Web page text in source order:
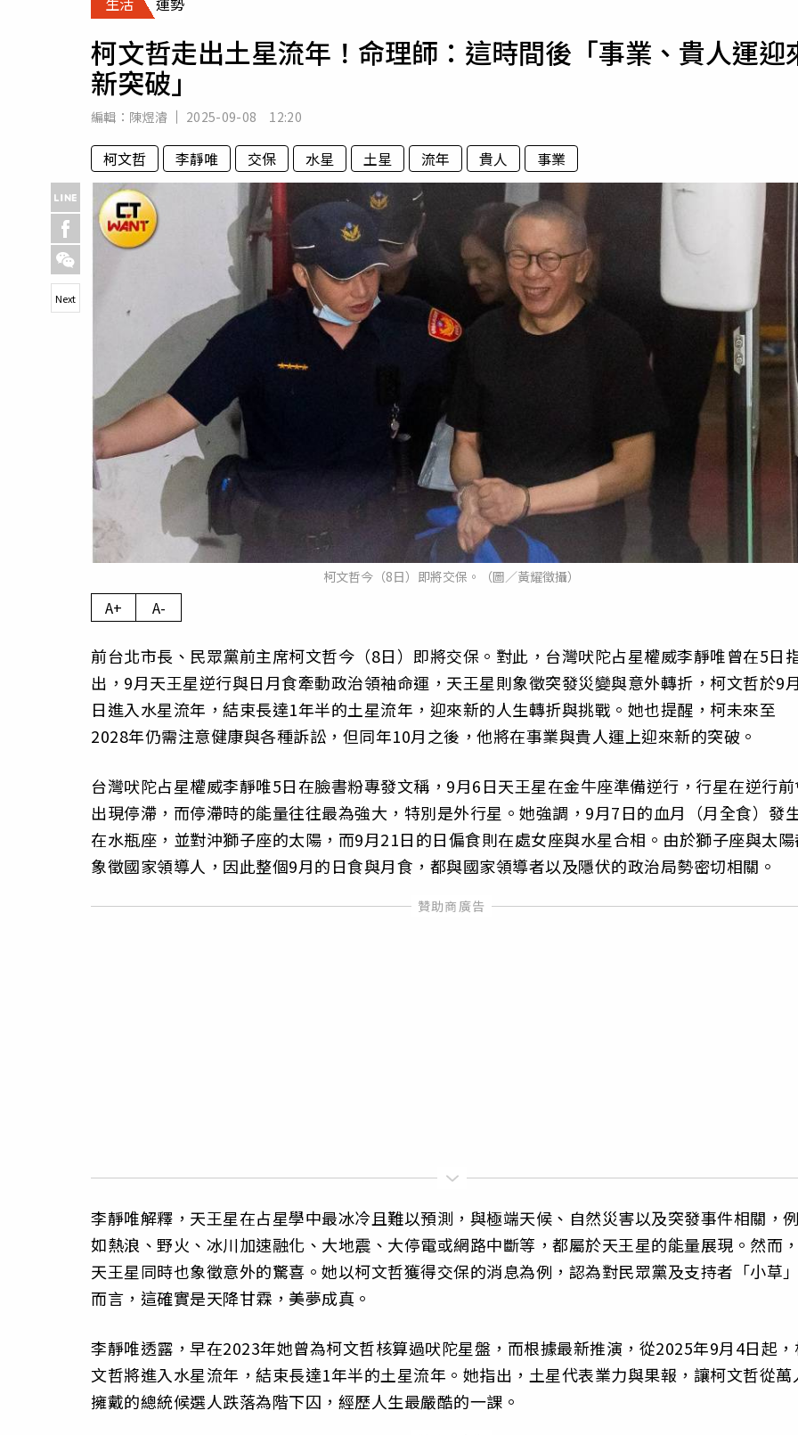
專欄
運勢
柯文哲走出土星流年！命理師：這時間後「事業、貴人運迎
新突破」
編輯： 陳煜濬 2025-09-08 12:20
柯文哲 李靜唯 交保 水星 土星 流年 貴人 事業
柯文哲今（8日）即將交保。（圖／黃耀徵攝）
Next
A+ A-
前台北市長、民眾黨前主席柯文哲今（8日）即將交保。對此，台灣吠陀占星權威李靜唯曾在5日
出，9月天王星逆行與日月食牽動政治領袖命運，天王星則象徵突發災變與意外轉折，柯文哲於9
日進入水星流年，結束長達1年半的土星流年，迎來新的人生轉折與挑戰。她也提醒，柯未來至
2028年仍需注意健康與各種訴訟，但同年10月之後，他將在事業與貴人運上迎來新的突破。
台灣吠陀占星權威李靜唯5日在臉書粉專發文稱，9月6日天王星在金牛座準備逆行，行星在逆行
出現停滯，而停滯時的能量往往最為強大，特別是外行星。她強調，9月7日的血月（月全食）發
在水瓶座，並對沖獅子座的太陽，而9月21日的日偏食則在處女座與水星合相。由於獅子座與太
象徵國家領導人，因此整個9月的日食與月食，都與國家領導者以及隱伏的政治局勢密切相關。
李靜唯解釋，天王星在占星學中最冰冷且難以預測，與極端天候、自然災害以及突發事件相關，
如熱浪、野火、冰川加速融化、大地震、大停電或網路中斷等，都屬於天王星的能量展現。然而
天王星同時也象徵意外的驚喜。她以柯文哲獲得交保的消息為例，認為對民眾黨及支持者「小草
而言，這確實是天降甘霖，美夢成真。
李靜唯透露，早在2023年她曾為柯文哲核算過吠陀星盤，而根據最新推演，從2025年9月4日起
文哲將進入水星流年，結束長達1年半的土星流年。她指出，土星代表業力與果報，讓柯文哲從萬
擁戴的總統候選人跌落為階下囚，經歷人生最嚴酷的一課。